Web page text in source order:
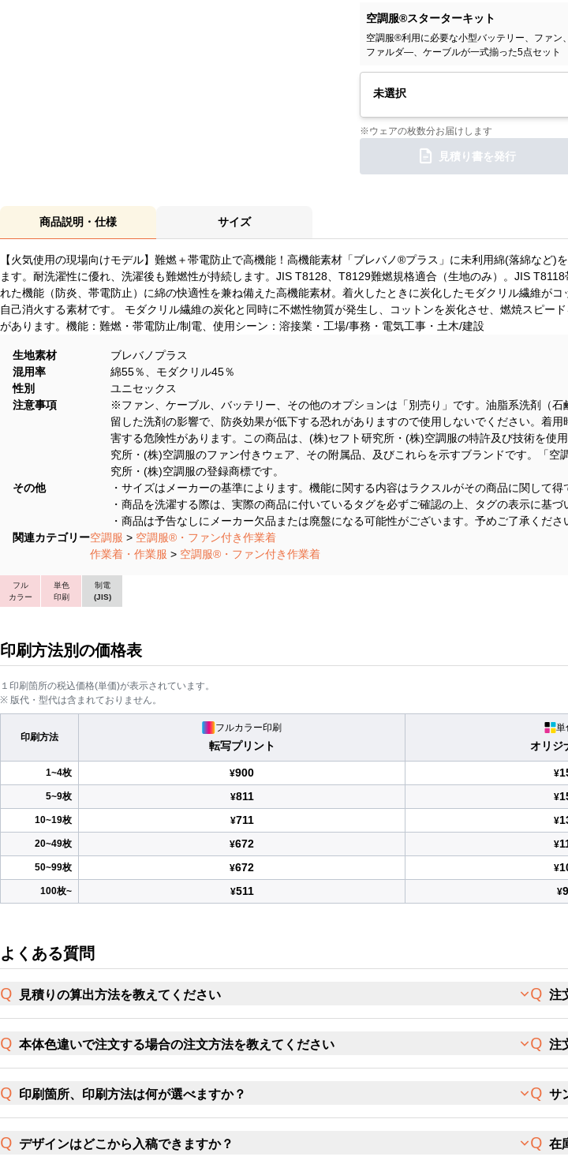
空調服®スターターキット
空調服®利用に必要な小型バッテリー、ファン
ファルダ―、ケーブルが一式揃った5点セット
未選択
※ウェアの枚数分お届けします
見積り書を発行
商品説明・仕様 サイズ
【火気使用の現場向けモデル】難燃＋帯電防止で高機能！高機能素材「ブレバノ®プラス」に未利用綿(落綿など)
ます。耐洗濯性に優れ、洗濯後も難燃性が持続します。JIS T8128、T8129難燃規格適合（生地のみ）。JIS
れた機能（防炎、帯電防止）に綿の快適性を兼ね備えた高機能素材。着火したときに炭化したモダクリル繊維が
自己消火する素材です。 モダクリル繊維の炭化と同時に不燃性物質が発生し、コットンを炭化させ、燃焼スピー
があります。機能：難燃・帯電防止/制電、使用シーン：溶接業・工場/事務・電気工事・土木/建設
フル
カラー
単色
印刷
制電
(JIS)
生地素材
ブレバノプラス
混用率
綿55％、モダクリル45％
性別
ユニセックス
注意事項
※ファン、ケーブル、バッテリー、その他のオプションは「別売り」です。油脂系洗剤（
留した洗剤の影響で、防炎効果が低下する恐れがありますので使用しないでください。着
害する危険性があります。この商品は、(株)セフト研究所・(株)空調服の特許及び技術を使
究所・(株)空調服のファン付きウェア、その附属品、及びこれらを示すブランドです。「空
究所・(株)空調服の登録商標です。
その他
・サイズはメーカーの基準によります。機能に関する内容はラクスルがその商品に関して得
・商品を洗濯する際は、実際の商品に付いているタグを必ずご確認の上、タグの表示に基づ
・商品は予告なしにメーカー欠品または廃盤になる可能性がございます。予めご了承くださ
関連カテゴリー空調服 > 空調服®・ファン付き作業着
作業着・作業服 > 空調服®・ファン付き作業着
印刷方法別の価格表
１印刷箇所の税込価格(単価)が表示されています。
※ 版代・型代は含まれておりません。
印刷方法
フルカラー印刷
転写プリント
単
オリジ
1~4枚 ¥900 ¥
5~9枚 ¥811 ¥
10~19枚 ¥711 ¥
20~49枚 ¥672 ¥
50~99枚 ¥672 ¥
100枚~ ¥511 ¥
よくある質問
見積りの算出方法を教えてください
本体色違いで注文する場合の注文方法を教えてください
印刷箇所、印刷方法は何が選べますか？
デザインはどこから入稿できますか？
注
注
サ
在